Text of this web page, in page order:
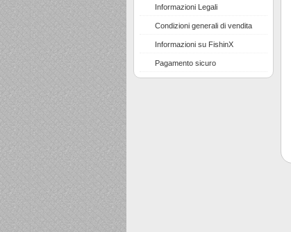
Informazioni Legali
Condizioni generali di vendita
Informazioni su FishinX
Pagamento sicuro